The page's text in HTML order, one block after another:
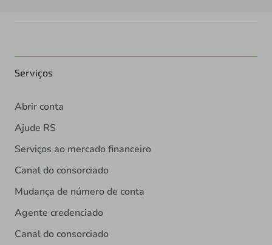
Serviços
Abrir conta
Ajude RS
Serviços ao mercado financeiro
Canal do consorciado
Mudança de número de conta
Agente credenciado
Canal do consorciado